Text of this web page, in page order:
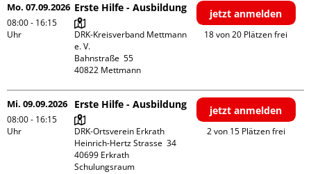
Mo. 07.09.2026
08:00 - 16:15
Uhr
Erste Hilfe - Ausbildung
DRK-Kreisverband Mettmann
e. V.
Bahnstraße  55
jetzt anmelden
18 von 20 Plätzen frei
Mi. 09.09.2026
08:00 - 16:15
Uhr
Erste Hilfe - Ausbildung
DRK-Ortsverein Erkrath
Heinrich-Hertz Strasse  34
40699 Erkrath
Schulungsraum
jetzt anmelden
2 von 15 Plätzen frei